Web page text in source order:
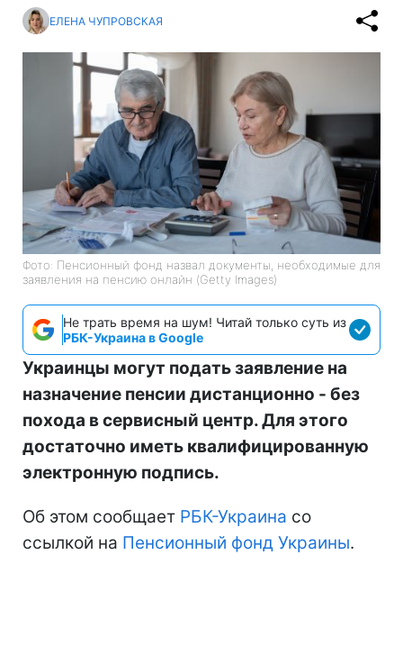
ЕЛЕНА ЧУПРОВСКАЯ
Фото: Пенсионный фонд назвал документы, необходимые для
заявления на пенсию онлайн (Getty Images)
Не трать время на шум! Читай только суть из
РБК-Украина в Google
Украинцы могут подать заявление на
назначение пенсии дистанционно - без
похода в сервисный центр. Для этого
достаточно иметь квалифицированную
электронную подпись.
Об этом сообщает РБК-Украина со
ссылкой на Пенсионный фонд Украины.